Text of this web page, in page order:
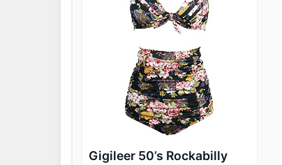
Gigileer 50’s Rockabilly